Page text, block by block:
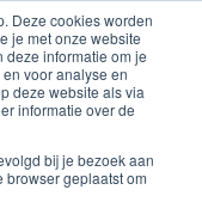
Deze cookies worden
je met onze website
deze informatie om je
voor analyse en
deze website als via
informatie over de
bij je bezoek aan
browser geplaatst om
Inloggen account